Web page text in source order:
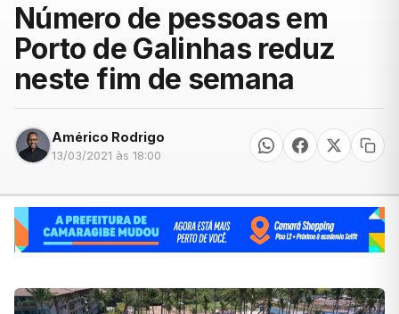
Número de pessoas em
Porto de Galinhas reduz
neste fim de semana
Américo Rodrigo
13/03/2021 às 18:00